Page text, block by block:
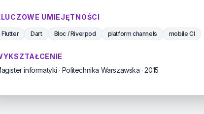
UMIEJĘTNOŚCI
Flutter Dart Bloc / Riverpod platform channels mobile CI
informatyki · Politechnika Warszawska · 2015